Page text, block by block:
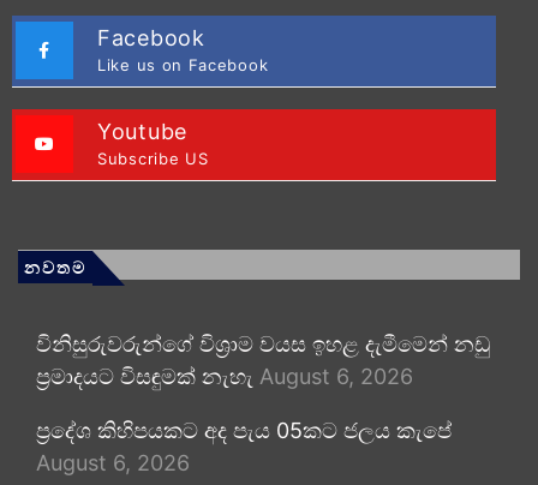
Facebook
Like us on Facebook
Youtube
Subscribe US
නවතම
විනිසුරුවරුන්ගේ විශ්‍රාම වයස ඉහළ දැමීමෙන් නඩු
ප්‍රමාදයට විසඳුමක් නැහැ August 6, 2026
ප්‍රදේශ කිහිපයකට අද පැය 05කට ජලය කැපේ
August 6, 2026